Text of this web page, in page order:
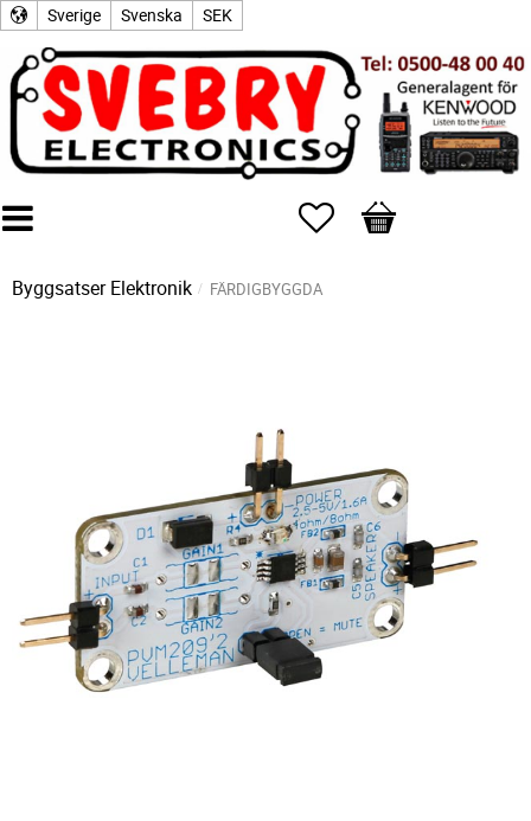
Sverige Svenska SEK
Favoriter
Kundvagn
Byggsatser Elektronik FÄRDIGBYGGDA